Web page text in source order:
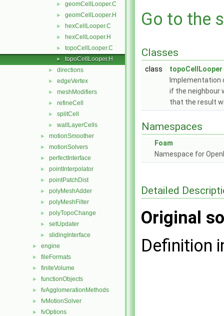
► geomCellLooper.C
► geomCellLooper.H
► hexCellLooper.C
► hexCellLooper.H
► topoCellLooper.C
► topoCellLooper.H
► directions
► edgeVertex
► meshModifiers
► refineCell
► splitCell
► wallLayerCells
► motionSmoother
► motionSolvers
► perfectInterface
► pointInterpolator
► pointPatchDist
► polyMeshAdder
► polyMeshFilter
► polyTopoChange
► setUpdater
► slidingInterface
► engine
► fileFormats
► finiteVolume
► functionObjects
► fvAgglomerationMethods
► fvMotionSolver
► fvOptions
Go to the
Classes
class
topoCellLooper
Implementation
if the neighbour
that the result
Namespaces
Foam
Namespace for
Detailed
Original
Definition